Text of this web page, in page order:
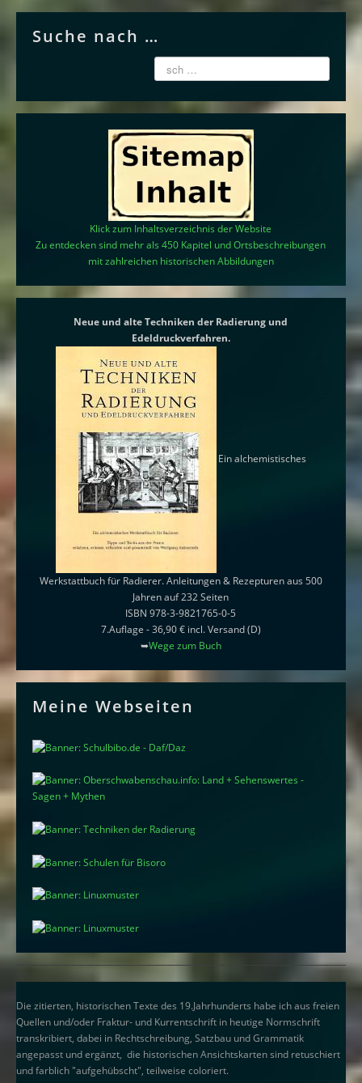
Suche nach …
Klick zum Inhaltsverzeichnis der Website
Zu entdecken sind mehr als 450 Kapitel und Ortsbeschreibungen
mit zahlreichen historischen Abbildungen
Neue und alte Techniken der Radierung und
Edeldruckverfahren.
Ein alchemistisches
Werkstattbuch für Radierer. Anleitungen & Rezepturen aus 500
Jahren auf 232 Seiten
ISBN 978-3-9821765-0-5
7.Auflage - 36,90 € incl. Versand (D)
➥Wege zum Buch
Meine Webseiten
Die zitierten, historischen Texte des 19.Jahrhunderts habe ich aus freien
Quellen und/oder Fraktur- und Kurrentschrift in heutige Normschrift
transkribiert, dabei in Rechtschreibung, Satzbau und Grammatik
angepasst und ergänzt, die historischen Ansichtskarten sind retuschiert
und farblich "aufgehübscht", teilweise coloriert.